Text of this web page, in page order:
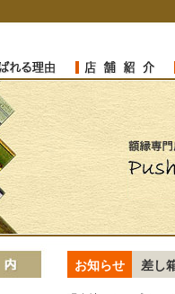
お知らせ 差し